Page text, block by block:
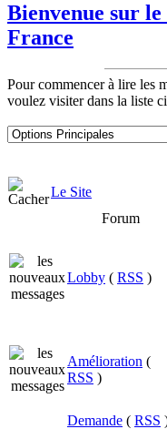
Bienvenue sur
France
Pour commencer à lire les
voulez visiter dans la liste
Le Site
Forum
Lobby ( RSS )
Amélioration (
RSS )
Demande ( RSS